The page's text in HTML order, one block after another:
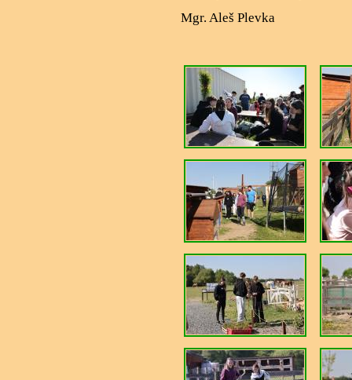
Mgr. Aleš Plevka